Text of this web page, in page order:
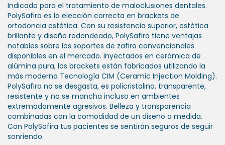
Indicado para el tratamiento de maloclusiones dentales.
PolySafira es la elección correcta en brackets de
ortodoncia estética. Con su resistencia superior, estética
brillante y diseño redondeado, PolySafira tiene ventajas
notables sobre los soportes de zafiro convencionales
disponibles en el mercado. Inyectados en cerámica de
alúmina pura, los brackets están fabricados utilizando la
más moderna Tecnología CIM (Ceramic Injection Molding).
PolySafira no se desgasta, es policristalino, transparente,
resistente y no se mancha incluso en ambientes
extremadamente agresivos. Belleza y transparencia
combinadas con la comodidad de un diseño a medida.
Con PolySafira tus pacientes se sentirán seguros de seguir
sonriendo.
LABORATORIO
BIOSEGURIDAD
HIGIENE
ORAL
PLACAS
ESSIX